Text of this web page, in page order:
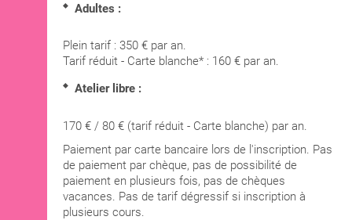
Adultes :
Plein tarif : 350 € par an.
Tarif réduit - Carte blanche* : 160 € par an.
Atelier libre :
170 € / 80 € (tarif réduit - Carte blanche) par an.
Paiement par carte bancaire lors de l'inscription. Pas
de paiement par chèque, pas de possibilité de
paiement en plusieurs fois, pas de chèques
vacances. Pas de tarif dégressif si inscription à
plusieurs cours.